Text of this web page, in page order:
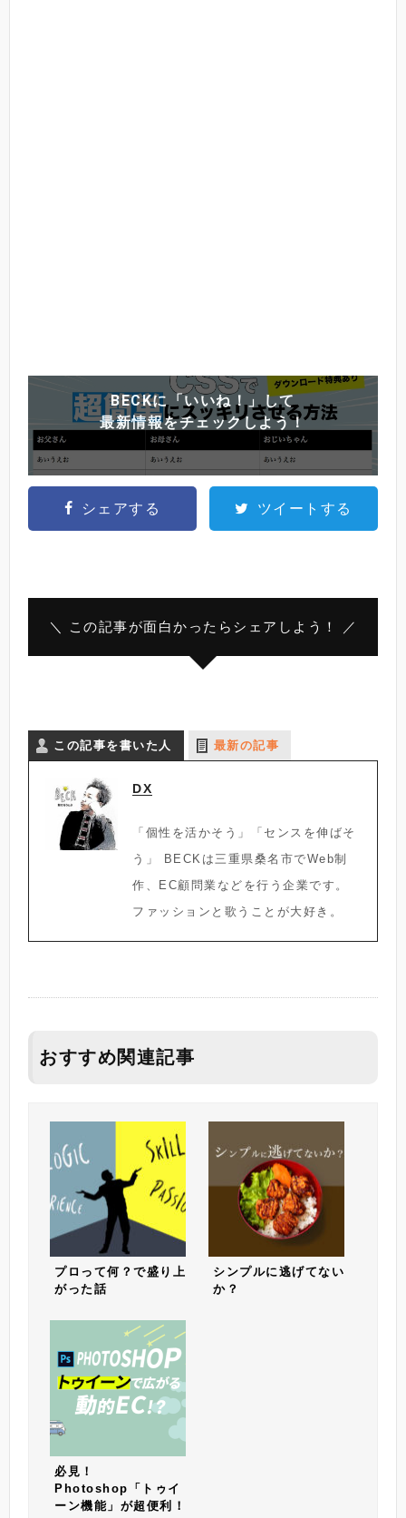
BECKに「いいね！」して
最新情報をチェックしよう！
シェアする ツイートする
＼ この記事が面白かったらシェアしよう！ ／
この記事を書いた人 最新の記事
DX
「個性を活かそう」「センスを伸ばそ
う」 BECKは三重県桑名市でWeb制
作、EC顧問業などを行う企業です。
ファッションと歌うことが大好き。
おすすめ関連記事
プロって何？で盛り上
がった話
シンプルに逃げてない
か？
必見！
Photoshop「トゥイ
ーン機能」が超便利！